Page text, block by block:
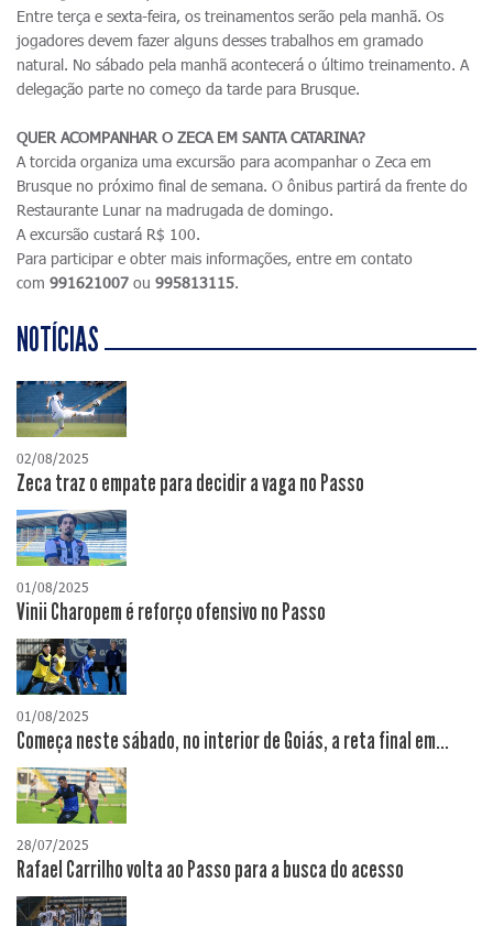
Entre terça e sexta-feira, os treinamentos serão pela manhã. Os
jogadores devem fazer alguns desses trabalhos em gramado
natural. No sábado pela manhã acontecerá o último treinamento. A
delegação parte no começo da tarde para Brusque.
QUER ACOMPANHAR O ZECA EM SANTA CATARINA?
A torcida organiza uma excursão para acompanhar o Zeca em
Brusque no próximo final de semana. O ônibus partirá da frente do
Restaurante Lunar na madrugada de domingo.
A excursão custará R$ 100.
Para participar e obter mais informações, entre em contato
com 991621007 ou 995813115.
NOTÍCIAS
02/08/2025
Zeca traz o empate para decidir a vaga no Passo
01/08/2025
Vinii Charopem é reforço ofensivo no Passo
01/08/2025
Começa neste sábado, no interior de Goiás, a reta final em...
28/07/2025
Rafael Carrilho volta ao Passo para a busca do acesso